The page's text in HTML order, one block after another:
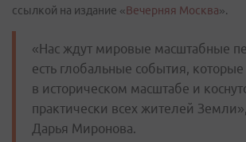
ссылкой на издание «Вечерняя Москва».
«Нас ждут мировые масштабные
есть глобальные события, которые
в историческом масштабе и
практически всех жителей
Дарья Миронова.